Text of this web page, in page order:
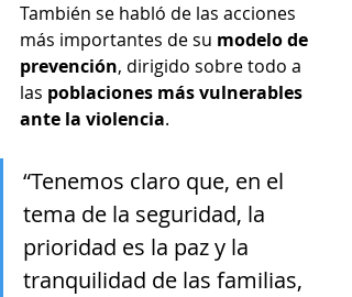
También se habló de las acciones
más importantes de su modelo de
prevención, dirigido sobre todo a
las poblaciones más vulnerables
ante la violencia.
“Tenemos claro que, en el
tema de la seguridad, la
prioridad es la paz y la
tranquilidad de las familias,